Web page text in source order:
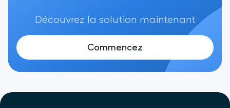
Découvrez la solution maintenant
Commencez